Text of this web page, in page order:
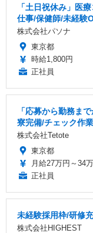
「土日祝休み」医
仕事/保健師/未経験
株式会社パソナ
東京都
時給1,800円
正社員
「応募から勤務ま
寮完備/チェック作
株式会社Tetote
東京都
月給27万円～34
正社員
未経験採用枠/研修
株式会社HIGHEST